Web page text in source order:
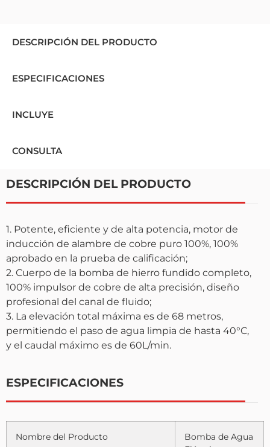
DESCRIPCIÓN DEL PRODUCTO
ESPECIFICACIONES
INCLUYE
CONSULTA
DESCRIPCIÓN DEL PRODUCTO
1. Potente, eficiente y de alta potencia, motor de
inducción de alambre de cobre puro 100%, 100%
aprobado en la prueba de calificación;
2. Cuerpo de la bomba de hierro fundido completo,
100% impulsor de cobre de alta precisión, diseño
profesional del canal de fluido;
3. La elevación total máxima es de 68 metros,
permitiendo el paso de agua limpia de hasta 40°C,
y el caudal máximo es de 60L/min.
ESPECIFICACIONES
Nombre del Producto
Bomba de Agua